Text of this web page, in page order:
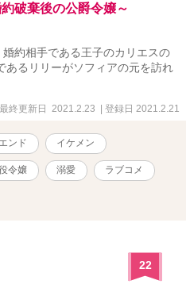
破棄後の公爵令嬢～
約相手である王子のカリエスの
あるリリーがソフィアの元を訪れ
終更新日 2021.2.23 | 登録日 2021.2.21
ンド イケメン
令嬢 溺愛 ラブコメ
22